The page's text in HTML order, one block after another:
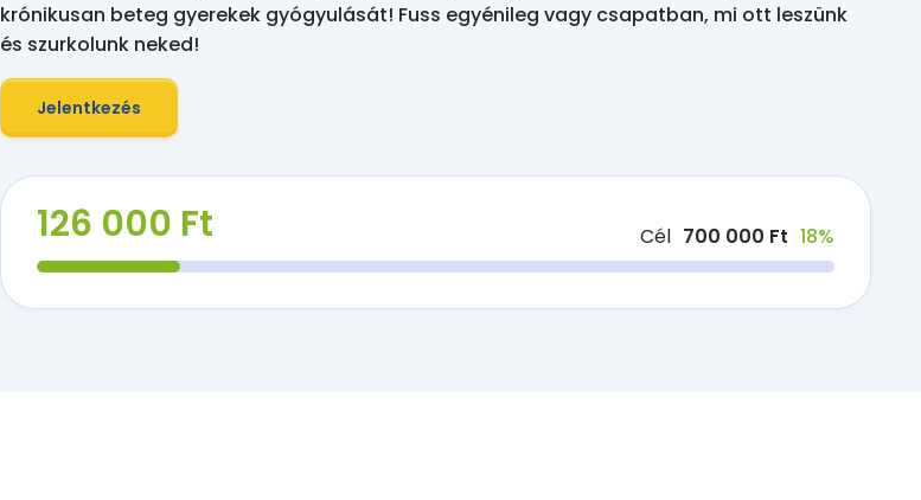
krónikusan beteg gyerekek gyógyulását! Fuss egyénileg vagy csapatban, mi ott leszünk
és szurkolunk neked!
Jelentkezés
126 000 Ft Cél 700 000 Ft 18%